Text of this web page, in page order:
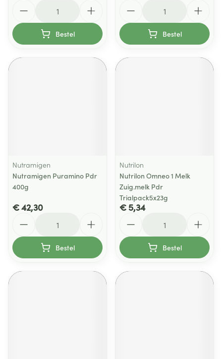
Bestel Bestel
Nutramigen
Nutramigen Puramino Pdr
400g
€ 42,30
Bestel
Nutrilon
Nutrilon Omneo 1 Melk
Zuig.melk Pdr
Trialpack5x23g
€ 5,34
Bestel